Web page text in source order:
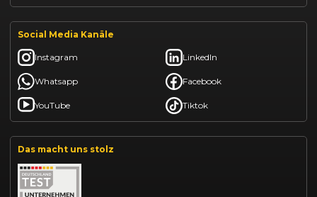
Social Media Kanäle
Instagram LinkedIn
Whatsapp Facebook
YouTube Tiktok
Das macht uns stolz